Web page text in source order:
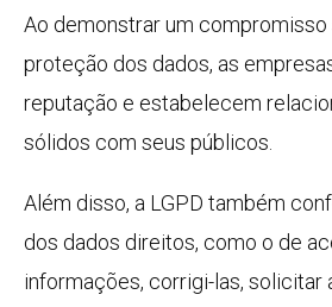
Ao demonstrar um
proteção dos dados, as
reputação e estabelecem
sólidos com seus públicos.
Além disso, a LGPD também
dos dados direitos, como o de
informações, corrigi-las, solicitar